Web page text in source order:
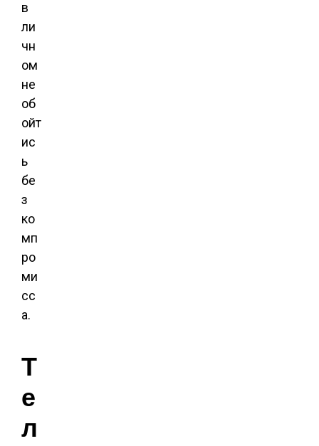
в
ли
чн
ом
не
об
ойт
ис
ь
бе
з
ко
мп
ро
ми
сс
а.
Т
е
л